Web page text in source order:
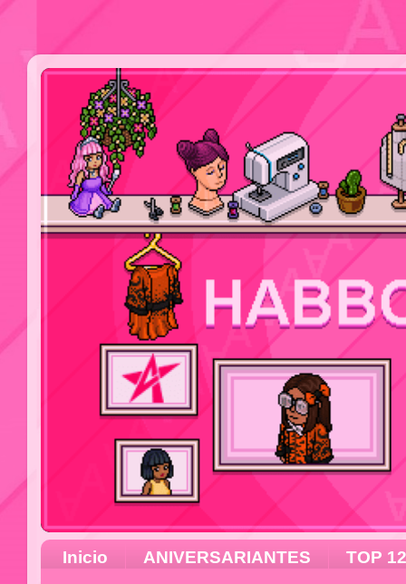
Inicio ANIVERSARIANTES
TOP 12